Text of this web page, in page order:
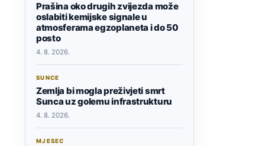
Prašina oko drugih zvijezda može
oslabiti kemijske signale u
atmosferama egzoplaneta i do 50
posto
4. 8. 2026.
SUNCE
Zemlja bi mogla preživjeti smrt
Sunca uz golemu infrastrukturu
4. 8. 2026.
MJESEC